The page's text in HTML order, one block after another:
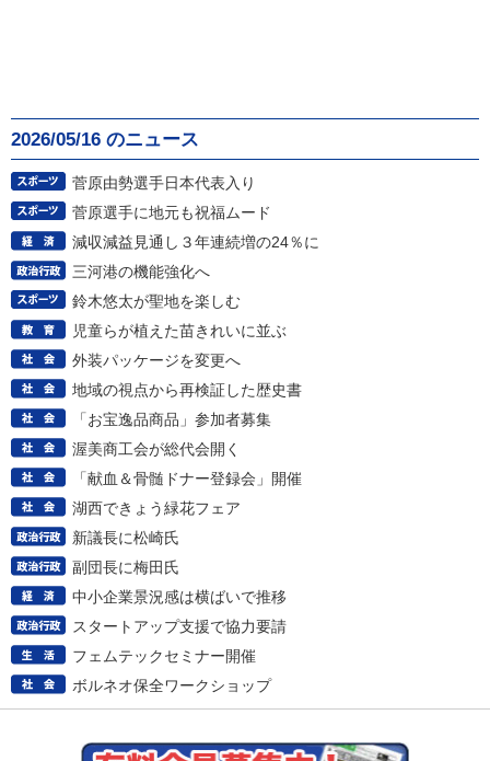
2026/05/16 のニュース
菅原由勢選手日本代表入り
菅原選手に地元も祝福ムード
減収減益見通し３年連続増の24％に
三河港の機能強化へ
鈴木悠太が聖地を楽しむ
児童らが植えた苗きれいに並ぶ
外装パッケージを変更へ
地域の視点から再検証した歴史書
「お宝逸品商品」参加者募集
渥美商工会が総代会開く
「献血＆骨髄ドナー登録会」開催
湖西できょう緑花フェア
新議長に松崎氏
副団長に梅田氏
中小企業景況感は横ばいで推移
スタートアップ支援で協力要請
フェムテックセミナー開催
ボルネオ保全ワークショップ